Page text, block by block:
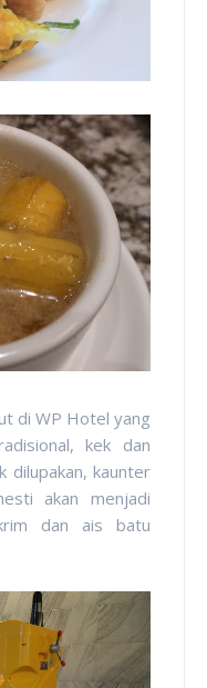
di WP Hotel yang
kek dan
dilupakan, kaunter
akan menjadi
dan ais batu